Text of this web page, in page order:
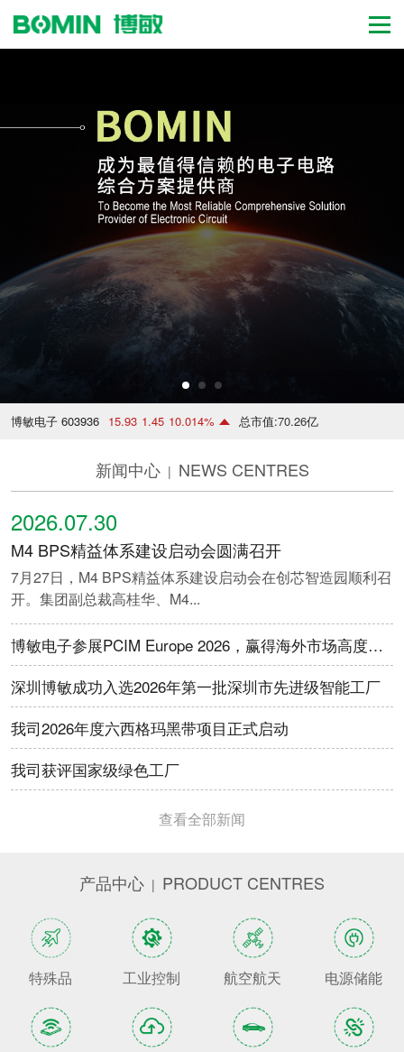
博敏电子 603936 15.93 1.45 10.014% 总市值:70.26亿
新闻中心 | NEWS CENTRES
2026.07.30
M4 BPS精益体系建设启动会圆满召开
7月27日，M4 BPS精益体系建设启动会在创芯智造园顺利召
开。集团副总裁高桂华、M4...
博敏电子参展PCIM Europe 2026，赢得海外市场高度认可
深圳博敏成功入选2026年第一批深圳市先进级智能工厂
我司2026年度六西格玛黑带项目正式启动
我司获评国家级绿色工厂
查看全部新闻
产品中心 | PRODUCT CENTRES
特殊品 工业控制 航空航天 电源储能